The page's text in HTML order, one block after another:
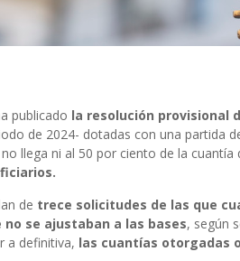
publicado la resolución provisional
de 2024- dotadas con una partida
llega ni al 50 por ciento de la cuantía
de trece solicitudes de las que
se ajustaban a las bases, según
a definitiva, las cuantías otorgadas